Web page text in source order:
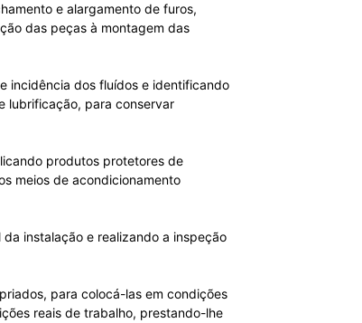
e alargamento de furos,
das peças à montagem das
incidência dos fluídos e identificando
lubrificação, para conservar
produtos protetores de
meios de acondicionamento
instalação e realizando a inspeção
para colocá-las em condições
reais de trabalho, prestando-lhe